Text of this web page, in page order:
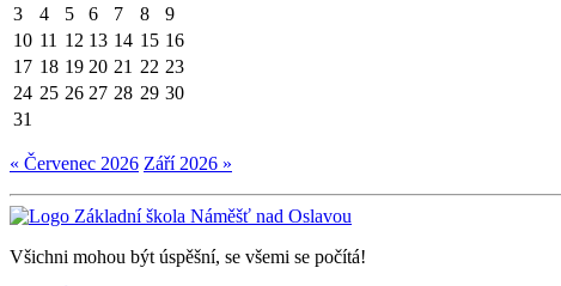
3
4 5 6 7 8
9
10 11 12 13 14 15 16
17 18 19 20 21 22 23
24 25 26 27 28 29 30
31
« Červenec 2026 Září 2026 »
Všichni mohou být úspěšní, se všemi se počítá!